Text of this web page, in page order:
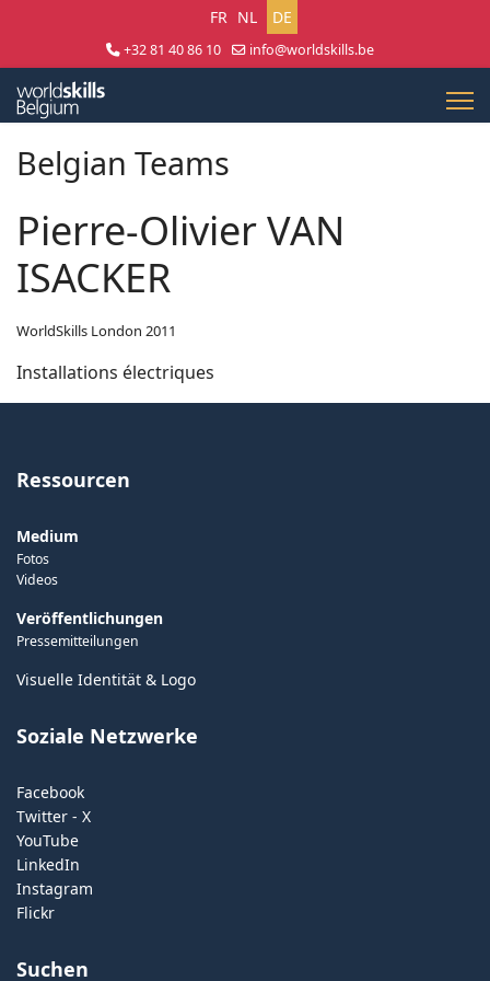
Sprache auswählen
FR NL DE
+32 81 40 86 10
info@worldskills.be
Belgian Teams
Pierre-Olivier VAN
ISACKER
WorldSkills London 2011
Installations électriques
Ressourcen
Medium
Fotos
Videos
Veröffentlichungen
Pressemitteilungen
Visuelle Identität & Logo
Soziale Netzwerke
Facebook
Twitter - X
YouTube
LinkedIn
Instagram
Flickr
Suchen